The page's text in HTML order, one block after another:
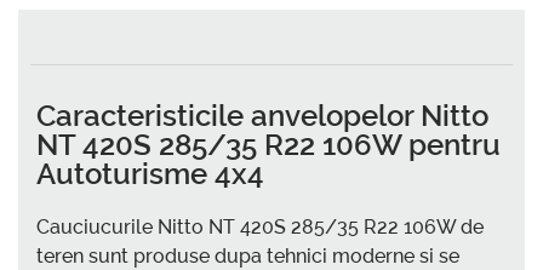
Caracteristicile anvelopelor Nitto
NT 420S 285/35 R22 106W pentru
Autoturisme 4x4
Cauciucurile Nitto NT 420S 285/35 R22 106W de
teren sunt produse dupa tehnici moderne si se